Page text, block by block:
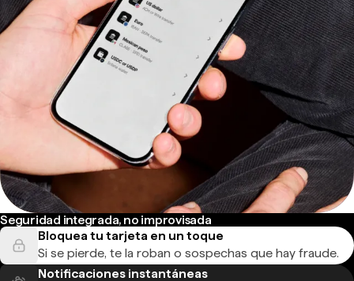
Seguridad integrada, no improvisada
Bloquea tu tarjeta en un toque
Si se pierde, te la roban o sospechas que hay fraude.
Notificaciones instantáneas